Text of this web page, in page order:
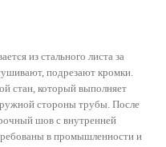
из стального листа за
подрезают кромки.
стан, который выполняет
стороны трубы. После
шов с внутренней
в промышленности и